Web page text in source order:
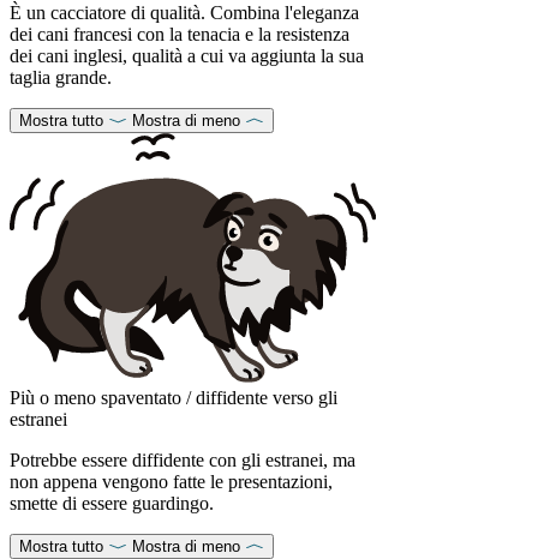
È un cacciatore di qualità. Combina l'eleganza
dei cani francesi con la tenacia e la resistenza
dei cani inglesi, qualità a cui va aggiunta la sua
taglia grande.
Mostra tutto Mostra di meno
Più o meno spaventato / diffidente verso gli
estranei
Potrebbe essere diffidente con gli estranei, ma
non appena vengono fatte le presentazioni,
smette di essere guardingo.
Mostra tutto Mostra di meno